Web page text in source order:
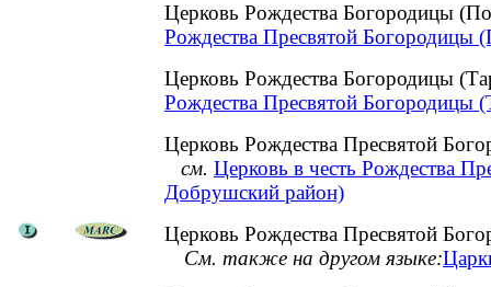
Церковь Рождества Богородицы
Рождества Пресвятой Богородицы
Церковь Рождества Богородицы
Рождества Пресвятой Богородицы
Церковь Рождества Пресвятой
см. Церковь в честь Рождества
Добрушский район)
Церковь Рождества Пресвятой
См. также на другом языке: